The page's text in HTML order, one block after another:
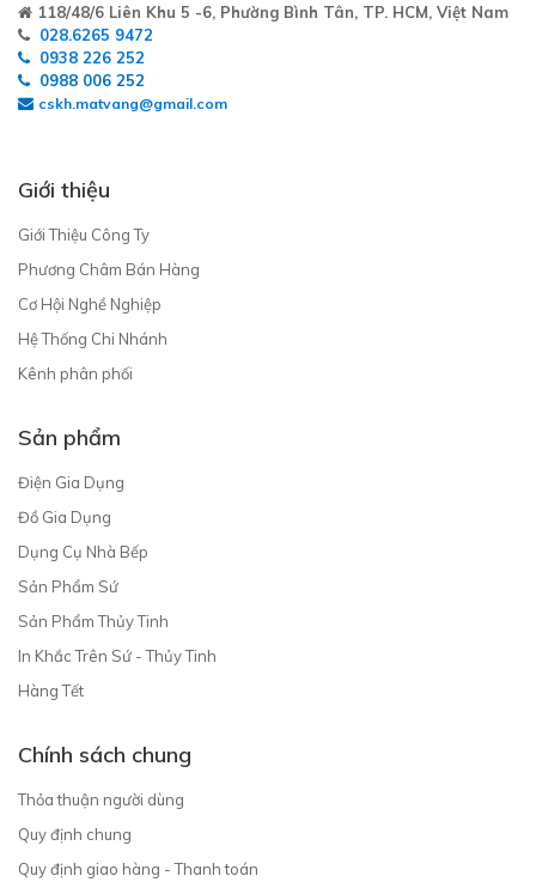
118/48/6 Liên Khu 5 -6, Phường Bình Tân, TP. HCM, Việt Nam
028.6265 9472
0938 226 252
0988 006 252
cskh.matvang@gmail.com
Giới thiệu
Giới Thiệu Công Ty
Phương Châm Bán Hàng
Cơ Hội Nghề Nghiệp
Hệ Thống Chi Nhánh
Kênh phân phối
Sản phẩm
Điện Gia Dụng
Đồ Gia Dụng
Dụng Cụ Nhà Bếp
Sản Phẩm Sứ
Sản Phẩm Thủy Tinh
In Khắc Trên Sứ - Thủy Tinh
Hàng Tết
Chính sách chung
Thỏa thuận người dùng
Quy định chung
Quy định giao hàng - Thanh toán